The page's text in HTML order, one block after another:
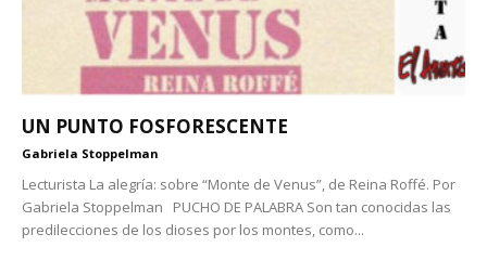
UN PUNTO FOSFORESCENTE
Gabriela Stoppelman
Lecturista La alegría: sobre “Monte de Venus”, de Reina Roffé. Por
Gabriela Stoppelman PUCHO DE PALABRA Son tan conocidas las
predilecciones de los dioses por los montes, como...